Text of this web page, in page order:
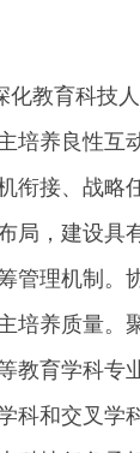
教育科技
培养良性
衔接、战
局，建设
管理机制。
培养质量。
教育学科
科和交叉